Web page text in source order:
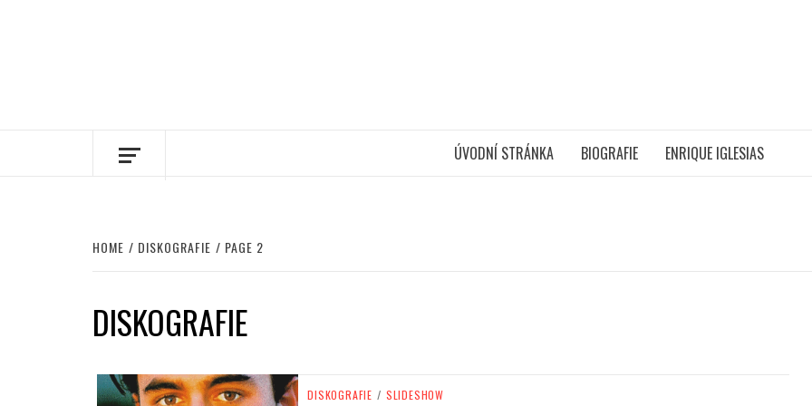
ÚVODNÍ STRÁNKA BIOGRAFIE ENRIQUE IGLESIAS
HOME DISKOGRAFIE PAGE 2
DISKOGRAFIE
DISKOGRAFIE / SLIDESHOW